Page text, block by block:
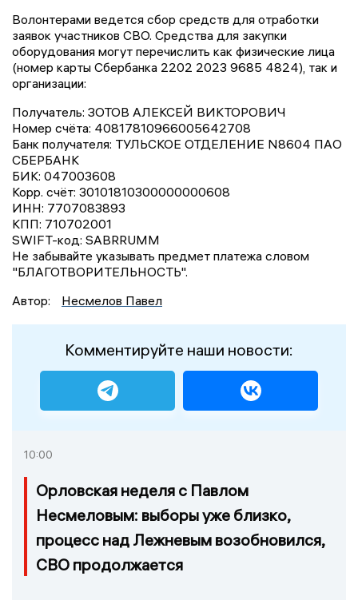
Волонтерами ведется сбор средств для отработки
заявок участников СВО. Средства для закупки
оборудования могут перечислить как физические лица
(номер карты Сбербанка 2202 2023 9685 4824), так и
организации:
Получатель: ЗОТОВ АЛЕКСЕЙ ВИКТОРОВИЧ
Номер счёта: 40817810966005642708
Банк получателя: ТУЛЬСКОЕ ОТДЕЛЕНИЕ N8604 ПАО
СБЕРБАНК
БИК: 047003608
Корр. счёт: 30101810300000000608
ИНН: 7707083893
КПП: 710702001
SWIFT-код: SABRRUMM
Не забывайте указывать предмет платежа словом
"БЛАГОТВОРИТЕЛЬНОСТЬ".
Автор:
Несмелов Павел
Комментируйте наши новости:
10:00
Орловская неделя с Павлом
Несмеловым: выборы уже близко,
процесс над Лежневым возобновился,
СВО продолжается